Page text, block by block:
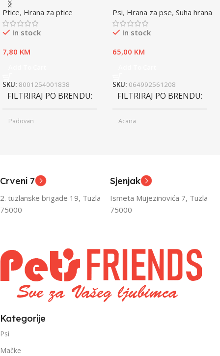
Ptice, Hrana za ptice
In stock
7,80 KM
SKU: 8001254001838
FILTRIRAJ PO BRENDU
Padovan
FILTRIRAJ PO TEŽINI
1kg – 3kg
Psi, Hrana za pse, Suha hrana
In stock
65,00 KM
SKU: 064992561208
FILTRIRAJ PO BRENDU
Acana
FILTRIRAJ PO TEŽINI
Crveni 7
2. tuzlanske brigade 19, Tuzla
75000
Sjenjak
Ismeta Mujezinovića 7, Tuzla
75000
Kategorije
Psi
Mačke